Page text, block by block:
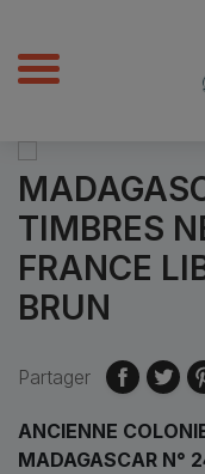
TIMBRES
FRANCE
BRUN
Partager
ANCIENNE
MADAGASCAR N°